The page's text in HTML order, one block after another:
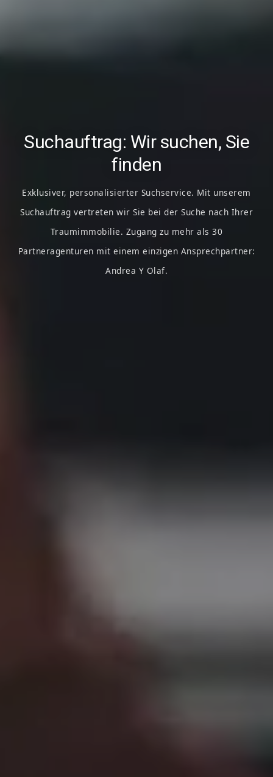
Suchauftrag: Wir suchen, Sie
finden
Exklusiver, personalisierter Suchservice. Mit unserem
Suchauftrag vertreten wir Sie bei der Suche nach Ihrer
Traumimmobilie. Zugang zu mehr als 30
Partneragenturen mit einem einzigen Ansprechpartner:
Andrea Y Olaf.